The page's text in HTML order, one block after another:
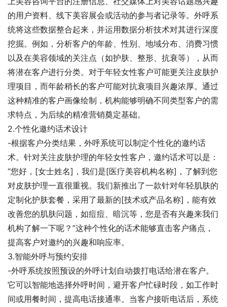
的用户资料、线下美容展会或活动的参与者记录等。外呼系
统将这些数据整合起来，并运用数据分析技术对其进行深度
挖掘。例如，分析客户的年龄、性别、地域分布、消费习惯
以及在美容领域的关注点（如护肤、整形、抗衰等），从而
将潜在客户进行分类。对于年轻女性客户可能更关注皮肤护
理项目，而年龄稍长的客户可能对抗衰项目兴趣浓厚。通过
这种精准的客户画像绘制，机构能够明确不同类型客户的需
求特点，为后续的精准营销奠定基础。
2.个性化邀约话术设计
-根据客户分类结果，外呼系统可以制定个性化的邀约话
术。针对关注皮肤护理的年轻女性客户，邀约话术可以是：
“您好，[女士姓名]，我们是[医疗美容机构名称]，了解到您
对皮肤护理一直很重视。我们新推出了一款针对年轻肌肤的
定制化护肤套餐，采用了最新的[技术或产品名称]，能有效
改善您的肌肤问题，如痘痘、暗沉等，您是否有兴趣来我们
机构了解一下呢？”这种个性化的话术能够直击客户痛点，
提高客户对邀约的兴趣和响应率。
3.智能外呼与预约安排
-外呼系统按照预设的外呼计划自动拨打电话给潜在客户。
它可以智能地选择外呼时间，避开客户忙碌时段，如工作时
间或用餐时间，提高电话接通率。当客户接听电话后，系统